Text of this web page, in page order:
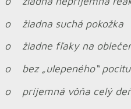
o žiadna suchá pokožka
o žiadne fľaky na
o bez „ulepeného“
o príjemná vôňa celý